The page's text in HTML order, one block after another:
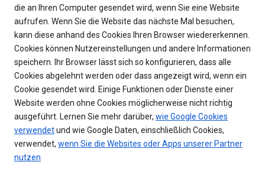
die an Ihren Computer gesendet wird, wenn Sie eine Website
aufrufen. Wenn Sie die Website das nächste Mal besuchen,
kann diese anhand des Cookies Ihren Browser wiedererkennen.
Cookies können Nutzereinstellungen und andere Informationen
speichern. Ihr Browser lässt sich so konfigurieren, dass alle
Cookies abgelehnt werden oder dass angezeigt wird, wenn ein
Cookie gesendet wird. Einige Funktionen oder Dienste einer
Website werden ohne Cookies möglicherweise nicht richtig
ausgeführt. Lernen Sie mehr darüber, wie Google Cookies
verwendetund wie Google Daten, einschließlich Cookies,
verwendet, wenn Sie die Websites oder Apps unserer Partner
nutzen